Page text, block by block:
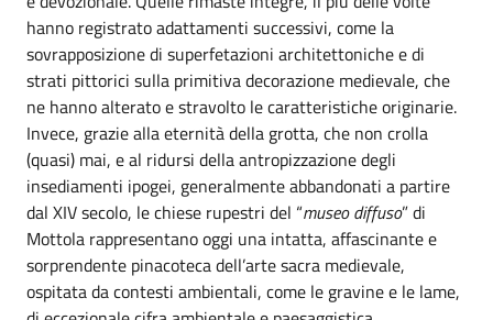
hanno registrato adattamenti successivi, come la
sovrapposizione di superfetazioni architettoniche e di
strati pittorici sulla primitiva decorazione medievale, che
ne hanno alterato e stravolto le caratteristiche originarie.
Invece, grazie alla eternità della grotta, che non crolla
(quasi) mai, e al ridursi della antropizzazione degli
insediamenti ipogei, generalmente abbandonati a partire
dal XIV secolo, le chiese rupestri del “museo diffuso” di
Mottola rappresentano oggi una intatta, affascinante e
sorprendente pinacoteca dell’arte sacra medievale,
ospitata da contesti ambientali, come le gravine e le lame,